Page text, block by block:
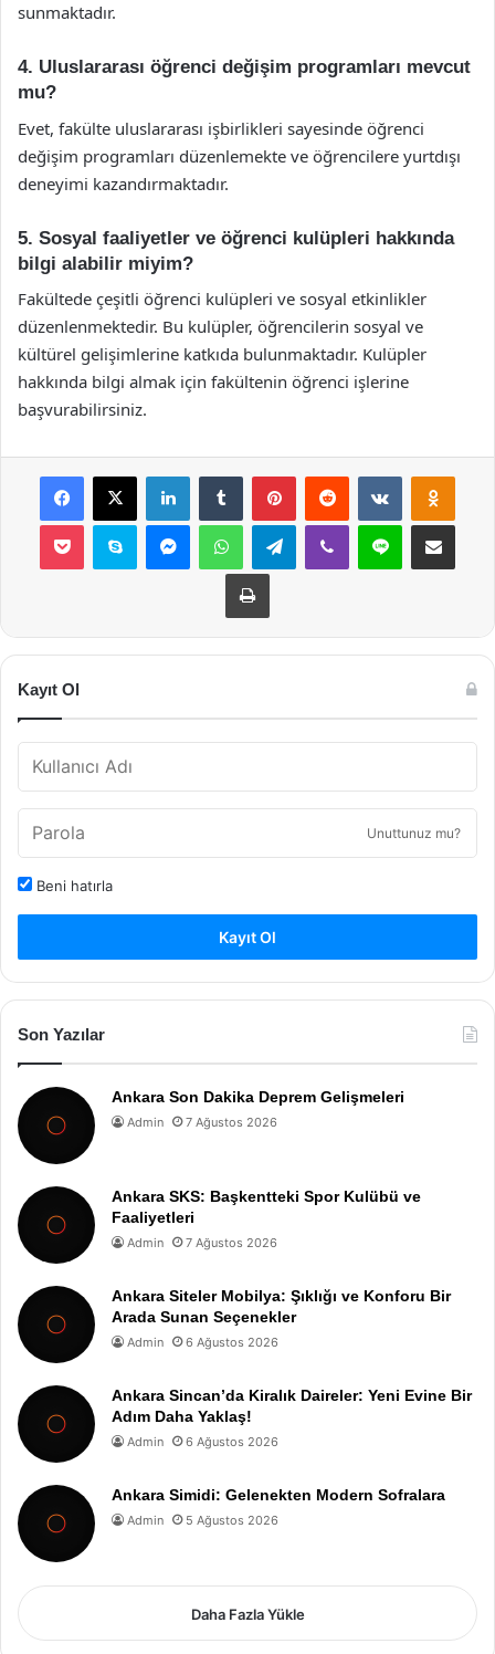
sunmaktadır.
4. Uluslararası öğrenci değişim programları mevcut
mu?
Evet, fakülte uluslararası işbirlikleri sayesinde öğrenci
değişim programları düzenlemekte ve öğrencilere yurtdışı
deneyimi kazandırmaktadır.
5. Sosyal faaliyetler ve öğrenci kulüpleri hakkında
bilgi alabilir miyim?
Fakültede çeşitli öğrenci kulüpleri ve sosyal etkinlikler
düzenlenmektedir. Bu kulüpler, öğrencilerin sosyal ve
kültürel gelişimlerine katkıda bulunmaktadır. Kulüpler
hakkında bilgi almak için fakültenin öğrenci işlerine
başvurabilirsiniz.
Facebook
X LinkedInTumblr PinterestReddit VKontakte
Pocket Skype MessengerWhatsAppTelegramViber Line E-Posta ile
Yazdır
Kayıt Ol
Unuttunuz mu?
Beni hatırla
Kayıt Ol
Son Yazılar
Ankara Son Dakika Deprem Gelişmeleri
Admin 7 Ağustos 2026
Ankara SKS: Başkentteki Spor Kulübü ve
Faaliyetleri
Admin 7 Ağustos 2026
Ankara Siteler Mobilya: Şıklığı ve Konforu Bir
Arada Sunan Seçenekler
Admin 6 Ağustos 2026
Ankara Sincan’da Kiralık Daireler: Yeni Evine Bir
Adım Daha Yaklaş!
Admin 6 Ağustos 2026
Ankara Simidi: Gelenekten Modern Sofralara
Admin 5 Ağustos 2026
Daha Fazla Yükle